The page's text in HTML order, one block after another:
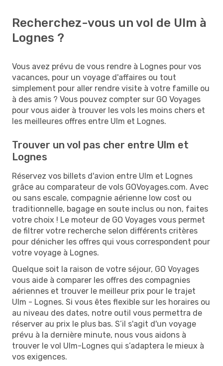
Recherchez-vous un vol de Ulm à
Lognes ?
Vous avez prévu de vous rendre à Lognes pour vos
vacances, pour un voyage d'affaires ou tout
simplement pour aller rendre visite à votre famille ou
à des amis ? Vous pouvez compter sur GO Voyages
pour vous aider à trouver les vols les moins chers et
les meilleures offres entre Ulm et Lognes.
Trouver un vol pas cher entre Ulm et
Lognes
Réservez vos billets d'avion entre Ulm et Lognes
grâce au comparateur de vols GOVoyages.com. Avec
ou sans escale, compagnie aérienne low cost ou
traditionnelle, bagage en soute inclus ou non, faites
votre choix ! Le moteur de GO Voyages vous permet
de filtrer votre recherche selon différents critères
pour dénicher les offres qui vous correspondent pour
votre voyage à Lognes.
Quelque soit la raison de votre séjour, GO Voyages
vous aide à comparer les offres des compagnies
aériennes et trouver le meilleur prix pour le trajet
Ulm - Lognes. Si vous êtes flexible sur les horaires ou
au niveau des dates, notre outil vous permettra de
réserver au prix le plus bas. S’il s'agit d'un voyage
prévu à la dernière minute, nous vous aidons à
trouver le vol Ulm-Lognes qui s’adaptera le mieux à
vos exigences.